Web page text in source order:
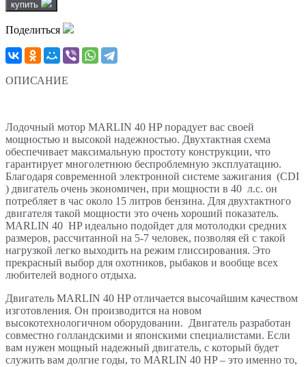
купить
Поделиться
ОПИСАНИЕ
Лодочный мотор MARLIN 40 HP порадует вас своей
мощностью и высокой надежностью. Двухтактная схема
обеспечивает максимальную простоту конструкции, что
гарантирует многолетнюю беспроблемную эксплуатацию.
Благодаря современной электронной системе зажигания (CDI
) двигатель очень экономичен, при мощности в 40 л.с. он
потребляет в час около 15 литров бензина. Для двухтактного
двигателя такой мощности это очень хороший показатель.
MARLIN 40 HP идеально подойдет для мотолодки средних
размеров, рассчитанной на 5-7 человек, позволяя ей с такой
нагрузкой легко выходить на режим глиссирования. Это
прекрасный выбор для охотников, рыбаков и вообще всех
любителей водного отдыха.
Двигатель MARLIN 40 HP отличается высочайшим качеством
изготовления. Он производится на новом
высокотехнологичном оборудовании. Двигатель разработан
совместно голландскими и японскими специалистами. Если
вам нужен мощный надежный двигатель, с который будет
служить вам долгие годы, то MARLIN 40 HP – это именно то,